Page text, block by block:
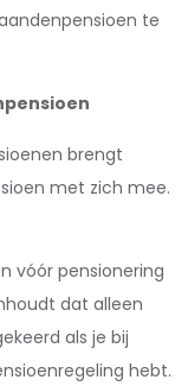
te
brengt
met zich mee.
vóór pensionering
dat alleen
als je bij
hebt.